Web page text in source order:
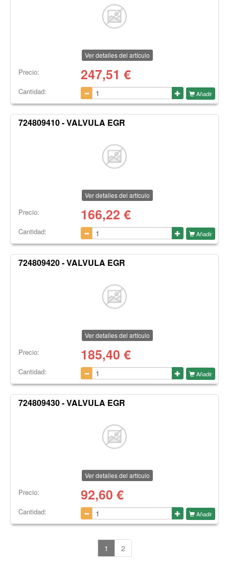
Ver detalles del artículo
Precio: 247,51 €
Cantidad: Añadir
724809410 - VALVULA EGR
Ver detalles del artículo
Precio: 166,22 €
Cantidad: Añadir
724809420 - VALVULA EGR
Ver detalles del artículo
Precio: 185,40 €
Cantidad: Añadir
724809430 - VALVULA EGR
Ver detalles del artículo
Precio: 92,60 €
Cantidad: Añadir
1 2